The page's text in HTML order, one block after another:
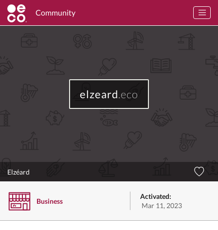
Community
elzeard.eco
Elzéard
Business
Activated:
Mar 11, 2023